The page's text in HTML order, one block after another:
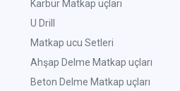
Karbür Matkap uçları
U Drill
Matkap ucu Setleri
Ahşap Delme Matkap uçları
Beton Delme Matkap uçları